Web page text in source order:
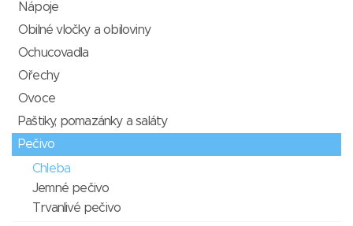
Nápoje
Obilné vločky a obiloviny
Ochucovadla
Ořechy
Ovoce
Paštiky, pomazánky a saláty
Pečivo
Chleba
Jemné pečivo
Trvanlivé pečivo